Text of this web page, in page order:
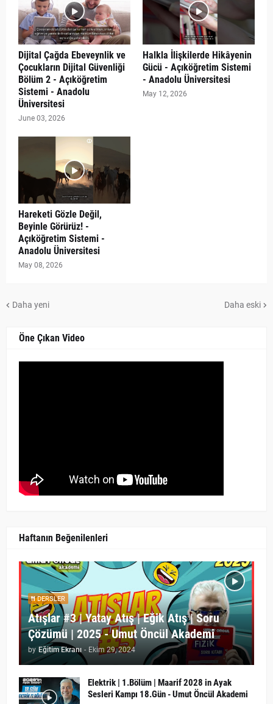
Dijital Çağda Ebeveynlik ve
Çocukların Dijital Güvenliği
Bölüm 2 - Açıköğretim
Sistemi - Anadolu
Üniversitesi
June 03, 2026
Halkla İlişkilerde Hikâyenin
Gücü - Açıköğretim Sistemi
- Anadolu Üniversitesi
May 12, 2026
Hareketi Gözle Değil,
Beyinle Görürüz! -
Açıköğretim Sistemi -
Anadolu Üniversitesi
May 08, 2026
Daha yeni Daha eski
Öne Çıkan Video
Haftanın Beğenilenleri
DERSLER
Atışlar #3 | Yatay Atış | Eğik Atış | Soru
Çözümü | 2025 - Umut Öncül Akademi
by Eğitim Ekranı - Ekim 29, 2024
Elektrik | 1.Bölüm | Maarif 2028 in Ayak
Sesleri Kampı 18.Gün - Umut Öncül Akademi